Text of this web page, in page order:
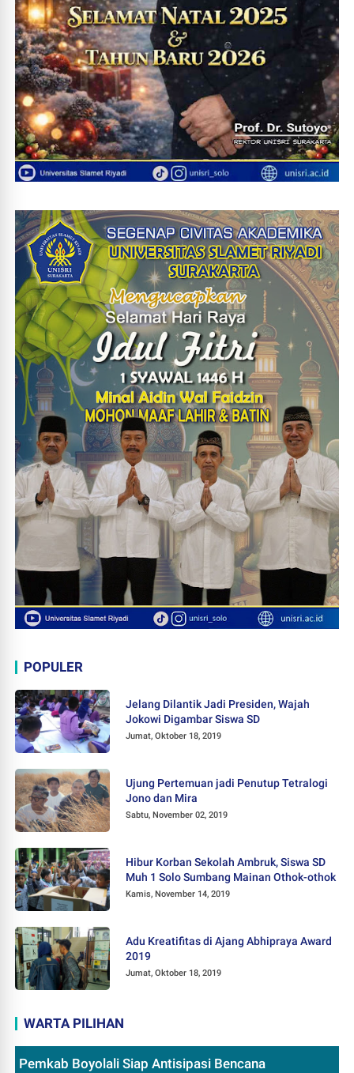
POPULER
Jelang Dilantik Jadi Presiden, Wajah
Jokowi Digambar Siswa SD
Jumat, Oktober 18, 2019
Ujung Pertemuan jadi Penutup Tetralogi
Jono dan Mira
Sabtu, November 02, 2019
Hibur Korban Sekolah Ambruk, Siswa SD
Muh 1 Solo Sumbang Mainan Othok-othok
Kamis, November 14, 2019
Adu Kreatifitas di Ajang Abhipraya Award
2019
Jumat, Oktober 18, 2019
WARTA PILIHAN
Pemkab Boyolali Siap Antisipasi Bencana